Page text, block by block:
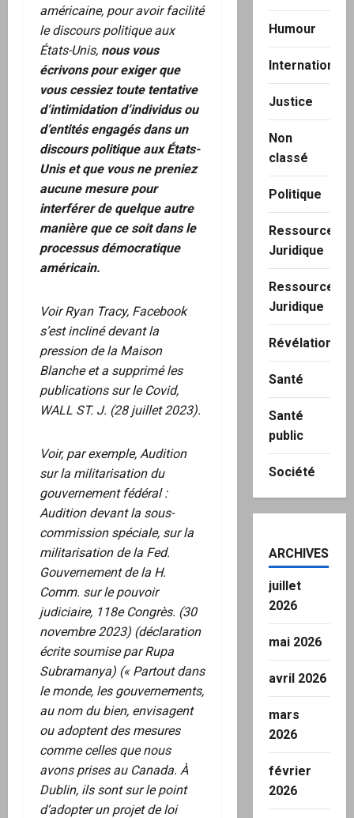
américaine, pour avoir facilité
le discours politique aux
États-Unis, nous vous
écrivons pour exiger que
vous cessiez toute tentative
d’intimidation d’individus ou
d’entités engagés dans un
discours politique aux États-
Unis et que vous ne preniez
aucune mesure pour
interférer de quelque autre
manière que ce soit dans le
processus démocratique
américain.
Voir Ryan Tracy, Facebook
s’est incliné devant la
pression de la Maison
Blanche et a supprimé les
publications sur le Covid,
WALL ST. J. (28 juillet 2023).
Voir, par exemple, Audition
sur la militarisation du
gouvernement fédéral :
Audition devant la sous-
commission spéciale, sur la
militarisation de la Fed.
Gouvernement de la H.
Comm. sur le pouvoir
judiciaire, 118e Congrès. (30
novembre 2023) (déclaration
écrite soumise par Rupa
Subramanya) (« Partout dans
le monde, les gouvernements,
au nom du bien, envisagent
ou adoptent des mesures
comme celles que nous
avons prises au Canada. À
Dublin, ils sont sur le point
d’adopter un projet de loi
Humour
International
Justice
Non
classé
Politique
Ressource
Juridique
Ressource
Juridique
Révélation
Santé
Santé
public
Société
ARCHIVES
juillet
2026
mai 2026
avril 2026
mars
2026
février
2026